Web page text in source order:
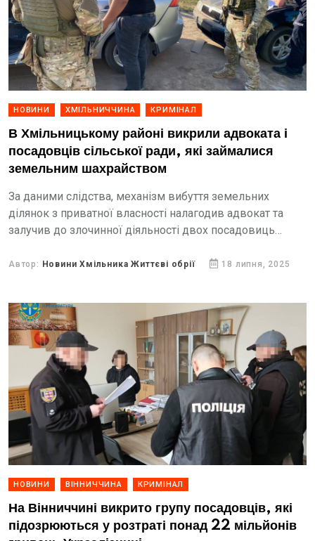
НОВИНИ ХМІЛЬНИЧЧИНА КРИМІНАЛ
В Хмільницькому районі викрили адвоката і
посадовців сільської ради, які займалися
земельним шахрайством
За даними слідства, механізм вибуття земельних
ділянок з приватної власності налагодив адвокат та
залучив до злочинної діяльності двох посадовиць
осіб незаконно набули право...
Автор: Новини Хмільника Життєві обрії 18 липня, 2025
НОВИНИ ВІННИЧЧИНА КРИМІНАЛ
На Вінниччині викрито групу посадовців, які
підозрюються у розтраті понад 22 мільйонів